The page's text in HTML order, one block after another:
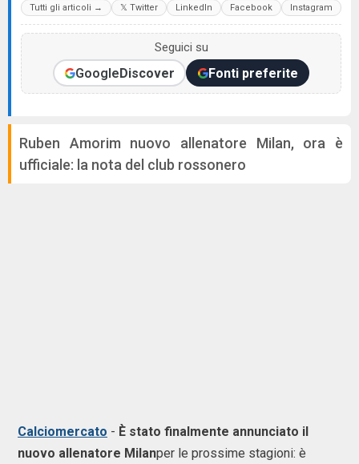
Tutti gli articoli → 𝕏 Twitter LinkedIn Facebook Instagram
Seguici su
GoogleDiscover Fonti preferite
Ruben Amorim nuovo allenatore Milan, ora è
ufficiale: la nota del club rossonero
Calciomercato - È stato finalmente annunciato il
nuovo allenatore Milanper le prossime stagioni: è